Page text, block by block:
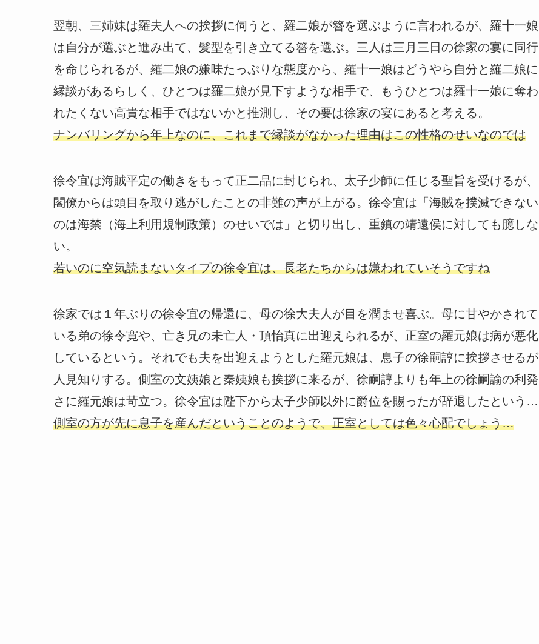
翌朝、三姉妹は羅夫人への挨拶に伺うと、羅二娘が簪を選ぶように言われるが、羅十一娘
は自分が選ぶと進み出て、髪型を引き立てる簪を選ぶ。三人は三月三日の徐家の宴に同行
を命じられるが、羅二娘の嫌味たっぷりな態度から、羅十一娘はどうやら自分と羅二娘に
縁談があるらしく、ひとつは羅二娘が見下すような相手で、もうひとつは羅十一娘に奪わ
れたくない高貴な相手ではないかと推測し、その要は徐家の宴にあると考える。
ナンバリングから年上なのに、これまで縁談がなかった理由はこの性格のせいなのでは
徐令宜は海賊平定の働きをもって正二品に封じられ、太子少師に任じる聖旨を受けるが、
閣僚からは頭目を取り逃がしたことの非難の声が上がる。徐令宜は「海賊を撲滅できない
のは海禁（海上利用規制政策）のせいでは」と切り出し、重鎮の靖遠侯に対しても臆しな
い。
若いのに空気読まないタイプの徐令宜は、長老たちからは嫌われていそうですね
徐家では１年ぶりの徐令宜の帰還に、母の徐大夫人が目を潤ませ喜ぶ。母に甘やかされて
いる弟の徐令寛や、亡き兄の未亡人・頂怡真に出迎えられるが、正室の羅元娘は病が悪化
しているという。それでも夫を出迎えようとした羅元娘は、息子の徐嗣諄に挨拶させるが
人見知りする。側室の文姨娘と秦姨娘も挨拶に来るが、徐嗣諄よりも年上の徐嗣諭の利発
さに羅元娘は苛立つ。徐令宜は陛下から太子少師以外に爵位を賜ったが辞退したという…
側室の方が先に息子を産んだということのようで、正室としては色々心配でしょう…